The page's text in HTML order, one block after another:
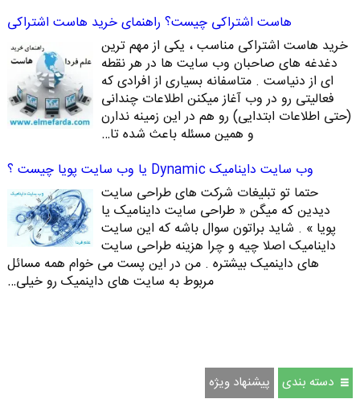
هاست اشتراکی چیست؟ راهنمای خرید هاست اشتراکی
خرید هاست اشتراکی مناسب ، یکی از مهم ترین
دغدغه های صاحبان وب سایت ها در هر نقطه
ای از دنیاست . متاسفانه بسیاری از افرادی که
فعالیتی رو در وب آغاز میکنن اطلاعات چندانی
(حتی اطلاعات ابتدایی) رو هم در این زمینه ندارن
و همین مسئله باعث شده تا…
وب سایت داینامیک Dynamic یا وب سایت پویا چیست ؟
حتما تو تبلیغات شرکت های طراحی سایت
دیدین که میگن « طراحی سایت داینامیک یا
پویا » . شاید براتون سوال باشه که این سایت
داینامیک اصلا چیه و چرا هزینه طراحی سایت
های داینمیک بیشتره . من در این پست می خوام همه مسائل
مربوط به سایت های داینمیک رو خیلی…
دسته بندی پیشنهاد ویژه